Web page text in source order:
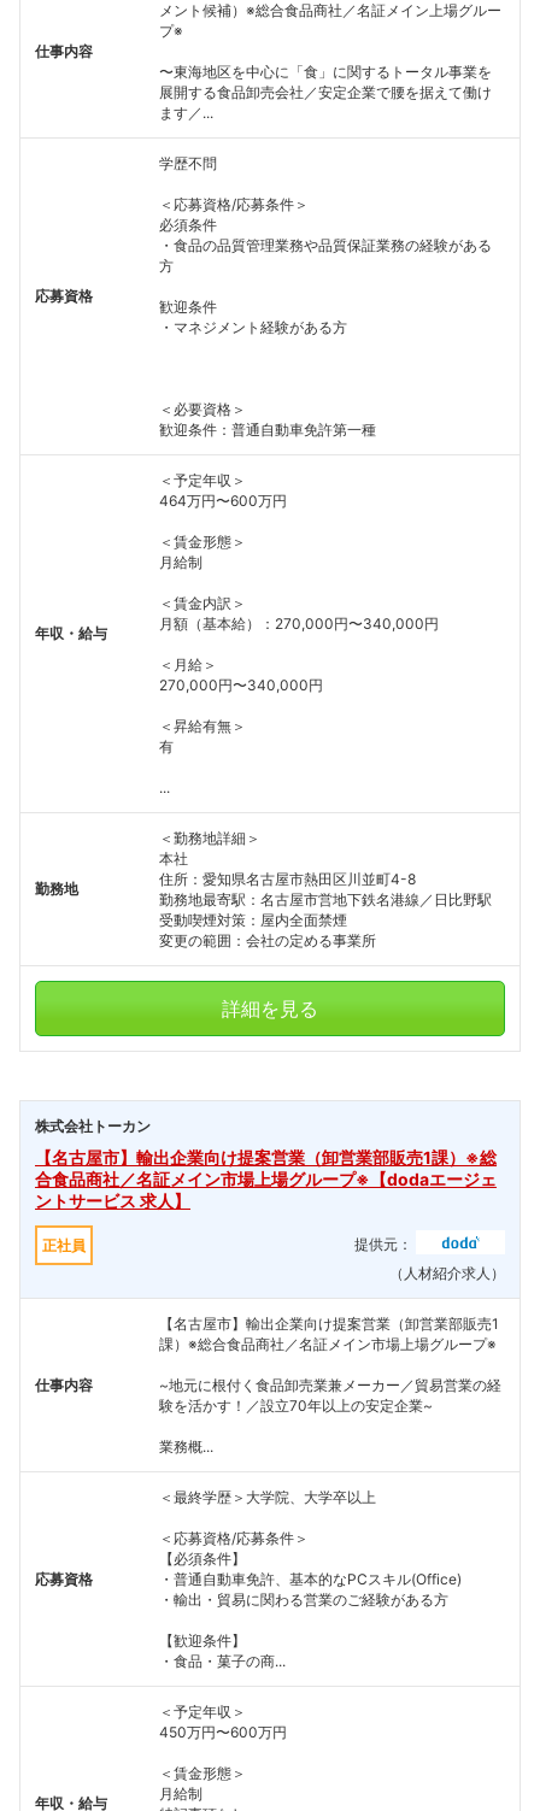
フォローしました
仕事内容
メント候補）※総合食品商社／名証メイン上場グルー
プ※
〜東海地区を中心に「食」に関するトータル事業を
展開する食品卸売会社／安定企業で腰を据えて働け
ます／...
応募資格
学歴不問
＜応募資格/応募条件＞
必須条件
・食品の品質管理業務や品質保証業務の経験がある
方
歓迎条件
・マネジメント経験がある方
＜必要資格＞
歓迎条件：普通自動車免許第一種
年収・給与
＜予定年収＞
464万円〜600万円
＜賃金形態＞
月給制
＜賃金内訳＞
月額（基本給）：270,000円〜340,000円
＜月給＞
270,000円〜340,000円
＜昇給有無＞
有
...
勤務地
＜勤務地詳細＞
本社
住所：愛知県名古屋市熱田区川並町4-8
勤務地最寄駅：名古屋市営地下鉄名港線／日比野駅
受動喫煙対策：屋内全面禁煙
変更の範囲：会社の定める事業所
詳細を見る
株式会社トーカン
【名古屋市】輸出企業向け提案営業（卸営業部販売1課）※総
合食品商社／名証メイン市場上場グループ※【dodaエージェ
ントサービス 求人】
正社員
提供元：
（人材紹介求人）
仕事内容
【名古屋市】輸出企業向け提案営業（卸営業部販売1
課）※総合食品商社／名証メイン市場上場グループ※
~地元に根付く食品卸売業兼メーカー／貿易営業の経
験を活かす！／設立70年以上の安定企業~
業務概...
応募資格
＜最終学歴＞大学院、大学卒以上
＜応募資格/応募条件＞
【必須条件】
・普通自動車免許、基本的なPCスキル(Office)
・輸出・貿易に関わる営業のご経験がある方
【歓迎条件】
・食品・菓子の商...
年収・給与
＜予定年収＞
450万円〜600万円
＜賃金形態＞
月給制